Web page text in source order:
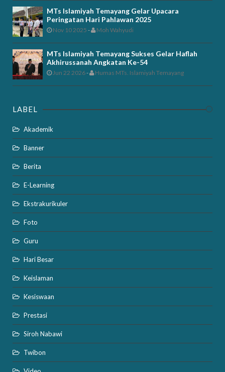
MTs Islamiyah Temayang Gelar Upacara
Peringatan Hari Pahlawan 2025
Nov 10 2025 - Moh Wahyudi
MTs Islamiyah Temayang Sukses Gelar Haflah
Akhirussanah Angkatan Ke-54
Jun 22 2026- Humas MTs. Islamiyah Temayang
LABEL
Akademik
Banner
Berita
E-Learning
Ekstrakurikuler
Foto
Guru
Hari Besar
Keislaman
Kesiswaan
Prestasi
Siroh Nabawi
Twibon